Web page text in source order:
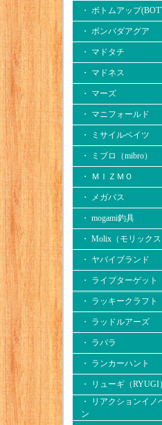
・ ボトムアップ
・ ボンバダアグア
・ マドタチ
・ マドネス
・ マーズ
・ マニフォールド
・ ミサイルベイツ
・ ミブロ（mibro）
・ ＭＩＺＭＯ
・ メガバス
・ mogami釣具
・ Molix（モリックス
・ ヤバイブランド
・ ライブターゲット
・ ラッキークラフト
・ ラッドルアーズ
・ ラパラ
・ ランカーハント
・ リューギ（RYUGI）
・ リアクションイノ
ン